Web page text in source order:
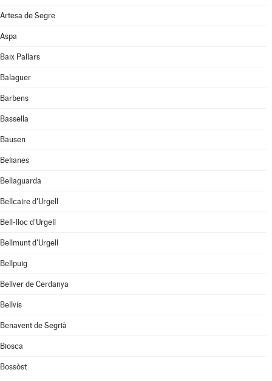
Artesa de Segre
Aspa
Baix Pallars
Balaguer
Barbens
Bassella
Bausen
Belianes
Bellaguarda
Bellcaire d'Urgell
Bell-lloc d'Urgell
Bellmunt d'Urgell
Bellpuig
Bellver de Cerdanya
Bellvís
Benavent de Segrià
Biosca
Bossòst